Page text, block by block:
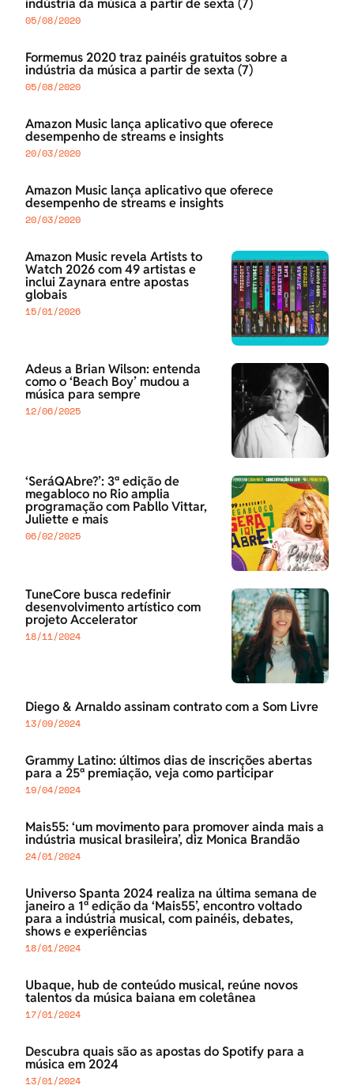
05/08/2020
Formemus 2020 traz painéis gratuitos sobre a
indústria da música a partir de sexta (7)
05/08/2020
Amazon Music lança aplicativo que oferece
desempenho de streams e insights
20/03/2020
Amazon Music lança aplicativo que oferece
desempenho de streams e insights
20/03/2020
Amazon Music revela Artists to
Watch 2026 com 49 artistas e
inclui Zaynara entre apostas
globais
15/01/2026
Adeus a Brian Wilson: entenda
como o ‘Beach Boy’ mudou a
música para sempre
12/06/2025
‘SeráQAbre?’: 3ª edição de
megabloco no Rio amplia
programação com Pabllo Vittar,
Juliette e mais
06/02/2025
TuneCore busca redefinir
desenvolvimento artístico com
projeto Accelerator
18/11/2024
Diego & Arnaldo assinam contrato com a Som Livre
13/09/2024
Grammy Latino: últimos dias de inscrições abertas
para a 25ª premiação, veja como participar
19/04/2024
Mais55: ‘um movimento para promover ainda mais a
indústria musical brasileira’, diz Monica Brandão
24/01/2024
Universo Spanta 2024 realiza na última semana de
janeiro a 1ª edição da ‘Mais55’, encontro voltado
para a indústria musical, com painéis, debates,
shows e experiências
18/01/2024
Ubaque, hub de conteúdo musical, reúne novos
talentos da música baiana em coletânea
17/01/2024
Descubra quais são as apostas do Spotify para a
música em 2024
13/01/2024